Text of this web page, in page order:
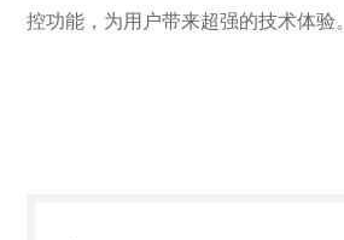
控功能，为用户带来超强的技术体验。